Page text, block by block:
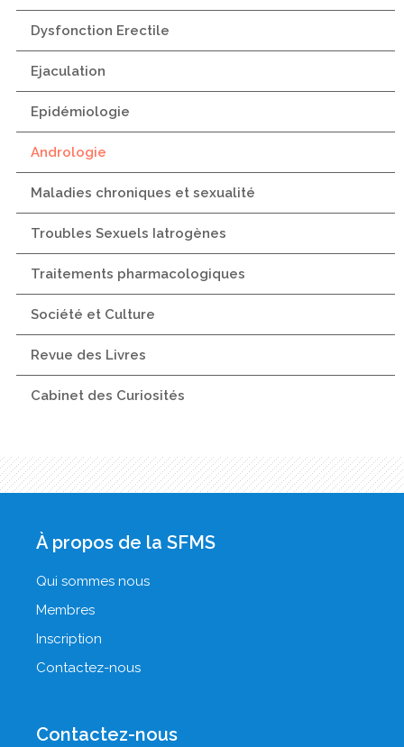
Dysfonction Erectile
Ejaculation
Epidémiologie
Andrologie
Maladies chroniques et sexualité
Troubles Sexuels Iatrogènes
Traitements pharmacologiques
Société et Culture
Revue des Livres
Cabinet des Curiosités
À propos de la SFMS
Qui sommes nous
Membres
Inscription
Contactez-nous
Contactez-nous